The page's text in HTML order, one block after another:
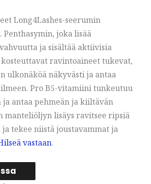
Long4Lashes-seerumin
Penthasymin, joka lisää
ja sisältää aktiivisia
ravintoaineet tukevat,
ulkonäköä näkyvästi ja antaa
Pro B5-vitamiini tunkeutuu
antaa pehmeän ja kiiltävän
manteliöljyn lisäys ravitsee ripsiä
tekee niistä joustavammat ja
vastaan.